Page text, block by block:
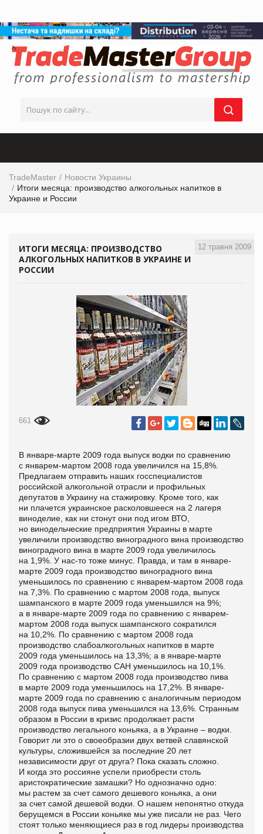
TradeMaster
Новости Украины
Итоги месяца: производство алкогольных напитков в
Украине и России
12 травня 2009
ИТОГИ МЕСЯЦА: ПРОИЗВОДСТВО
АЛКОГОЛЬНЫХ НАПИТКОВ В УКРАИНЕ И
РОССИИ
661
В январе-марте 2009 года выпуск водки по сравнению
с январем-мартом 2008 года увеличился на 15,8%.
Предлагаем отправить наших госспециалистов
российской алкогольной отрасли и профильных
депутатов в Украину на стажировку. Кроме того, как
ни плачется украинское расколовшееся на 2 лагеря
виноделие, как ни стонут они под игом ВТО,
но винодельческие предприятия Украины в марте
увеличили производство виноградного вина производство
виноградного вина в марте 2009 года увеличилось
на 1,9%. У нас-то тоже минус. Правда, и там в январе-
марте 2009 года производство виноградного вина
уменьшилось по сравнению с январем-мартом 2008 года
на 7,3%. По сравнению с мартом 2008 года, выпуск
шампанского в марте 2009 года уменьшился на 9%;
а в январе-марте 2009 года по сравнению с январем-
мартом 2008 года выпуск шампанского сократился
на 10,2%. По сравнению с мартом 2008 года
производство слабоалкогольных напитков в марте
2009 года уменьшилось на 13,3%; а в январе-марте
2009 года производство САН уменьшилось на 10,1%.
По сравнению с мартом 2008 года производство пива
в марте 2009 года уменьшилось на 17,2%. В январе-
марте 2009 года по сравнению с аналогичным периодом
2008 года выпуск пива уменьшился на 13,6%. Странным
образом в России в кризис продолжает расти
производство легального коньяка, а в Украине – водки.
Говорит ли это о своеобразии двух ветвей славянской
культуры, сложившейся за последние 20 лет
независимости друг от друга? Пока сказать сложно.
И когда это россияне успели приобрести столь
аристократические замашки? Но однозначно одно:
мы растем за счет самого дешевого коньяка, а они
за счет самой дешевой водки. О нашем непонятно откуда
берущемся в России коньяке мы уже писали не раз. Чего
стоят только меняющиеся раз в год лидеры производства